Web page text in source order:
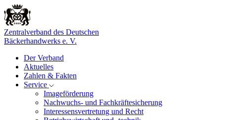
Zentralverband des Deutschen
Bäckerhandwerks e. V.
Der Verband
Aktuelles
Zahlen & Fakten
Service
Imageförderung
Nachwuchs- und Fachkräftesicherung
Interessensvertretung und Recht